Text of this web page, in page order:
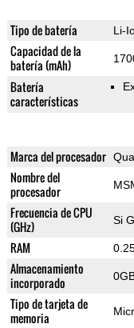
Tipo de batería Li-
Capacidad de la
batería (mAh)
Batería
características
Marca del procesador
Nombre del
procesador
Frecuencia de CPU
(GHz)
Si
RAM
Almacenamiento
incorporado
Tipo de tarjeta de
memoria